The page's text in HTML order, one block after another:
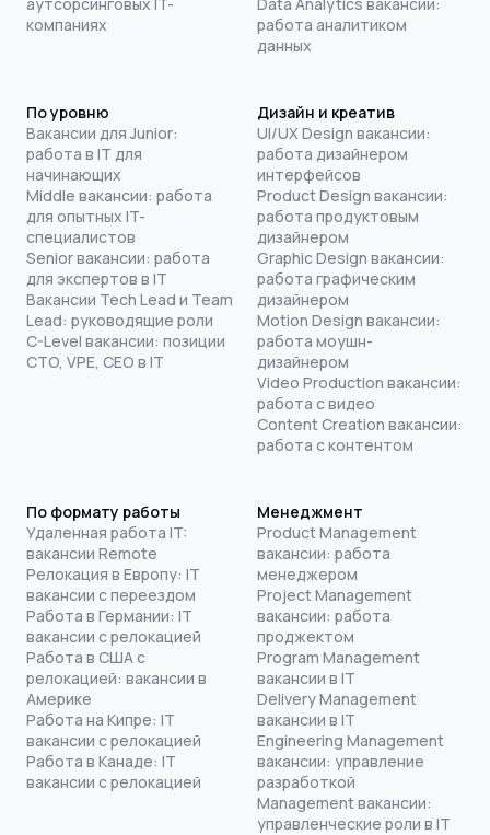
компаниях
работа аналитиком
данных
По уровню
Вакансии для Junior:
работа в IT для
начинающих
Middle вакансии: работа
для опытных IT-
специалистов
Senior вакансии: работа
для экспертов в IT
Вакансии Tech Lead и Team
Lead: руководящие роли
C-Level вакансии: позиции
CTO, VPE, CEO в IT
Дизайн и креатив
UI/UX Design вакансии:
работа дизайнером
интерфейсов
Product Design вакансии:
работа продуктовым
дизайнером
Graphic Design вакансии:
работа графическим
дизайнером
Motion Design вакансии:
работа моушн-
дизайнером
Video Production вакансии:
работа с видео
Content Creation вакансии:
работа с контентом
По формату работы
Удаленная работа IT:
вакансии Remote
Релокация в Европу: IT
вакансии с переездом
Работа в Германии: IT
вакансии с релокацией
Работа в США с
релокацией: вакансии в
Америке
Работа на Кипре: IT
вакансии с релокацией
Работа в Канаде: IT
вакансии с релокацией
Менеджмент
Product Management
вакансии: работа
менеджером
Project Management
вакансии: работа
проджектом
Program Management
вакансии в IT
Delivery Management
вакансии в IT
Engineering Management
вакансии: управление
разработкой
Management вакансии:
управленческие роли в IT